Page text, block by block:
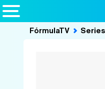
FórmulaTV Series